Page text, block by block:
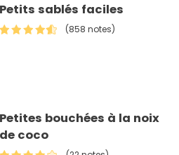
Petits sablés faciles
(858 notes)
Petites bouchées à la noix
de coco